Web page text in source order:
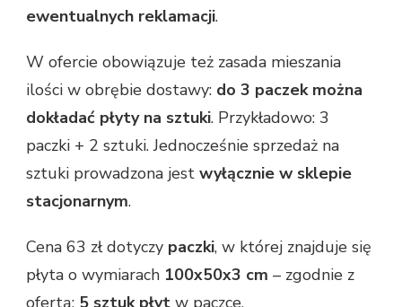
ewentualnych reklamacji.
W ofercie obowiązuje też zasada mieszania
ilości w obrębie dostawy: do 3 paczek można
dokładać płyty na sztuki. Przykładowo: 3
paczki + 2 sztuki. Jednocześnie sprzedaż na
sztuki prowadzona jest wyłącznie w sklepie
stacjonarnym.
Cena 63 zł dotyczy paczki, w której znajduje się
płyta o wymiarach 100x50x3 cm – zgodnie z
ofertą: 5 sztuk płyt w paczce.